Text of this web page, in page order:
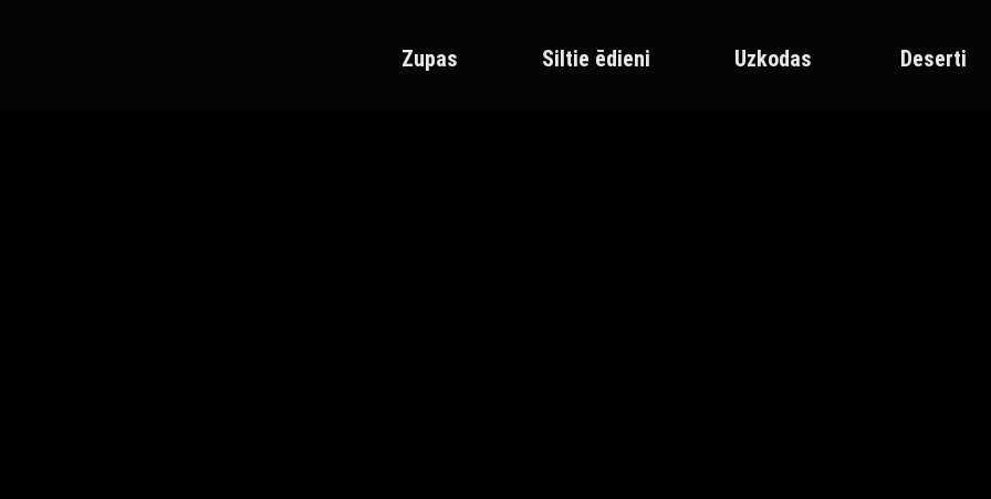
Zupas Siltie ēdieni Uzkodas Deserti